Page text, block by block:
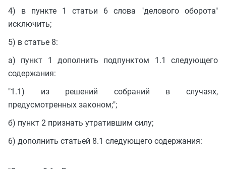
4) в пункте 1 статьи 6 слова "делового оборота"
исключить;
5) в статье 8:
а) пункт 1 дополнить подпунктом 1.1 следующего
содержания:
"1.1) из решений собраний в случаях,
предусмотренных законом;";
б) пункт 2 признать утратившим силу;
6) дополнить статьей 8.1 следующего содержания: